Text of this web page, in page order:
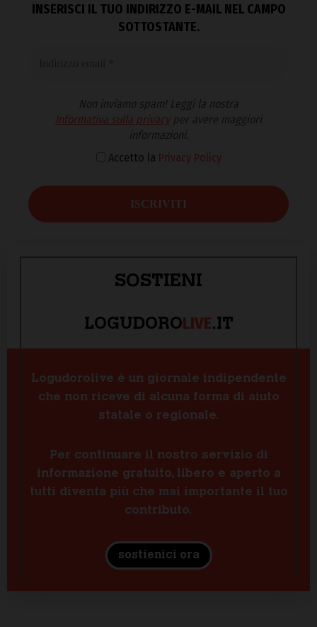
INSERISCI IL TUO INDIRIZZO E-MAIL NEL CAMPO
SOTTOSTANTE.
Non inviamo spam! Leggi la nostra
Informativa sulla privacyper avere maggiori
informazioni.
Accetto la Privacy Policy
SOSTIENI
LOGUDOROLIVE.IT
Logudorolive è un giornale indipendente
che non riceve di alcuna forma di aiuto
statale o regionale.
Per continuare il nostro servizio di
informazione gratuito, libero e aperto a
tutti diventa più che mai importante il tuo
contributo.
sostienici ora